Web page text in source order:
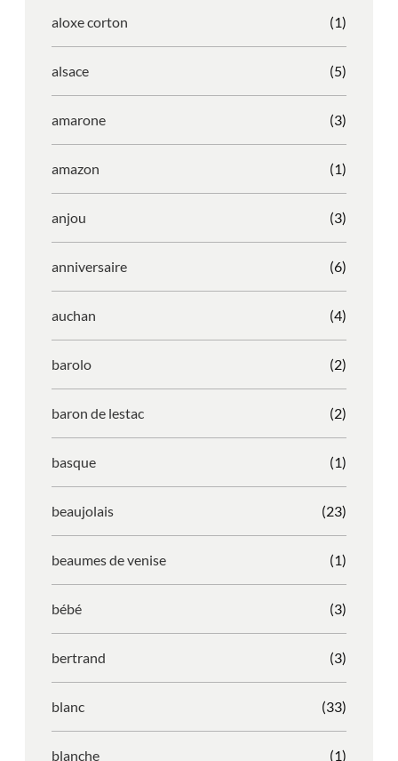
aloxe corton (1)
alsace (5)
amarone (3)
amazon (1)
anjou (3)
anniversaire (6)
auchan (4)
barolo (2)
baron de lestac (2)
basque (1)
beaujolais (23)
beaumes de venise (1)
bébé (3)
bertrand (3)
blanc (33)
blanche (1)